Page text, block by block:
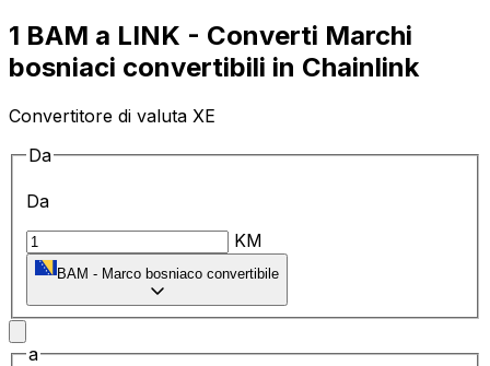
1 BAM a LINK - Converti Marchi
bosniaci convertibili in Chainlink
Convertitore di valuta XE
Da
Da
KM
BAM - Marco bosniaco convertibile
a